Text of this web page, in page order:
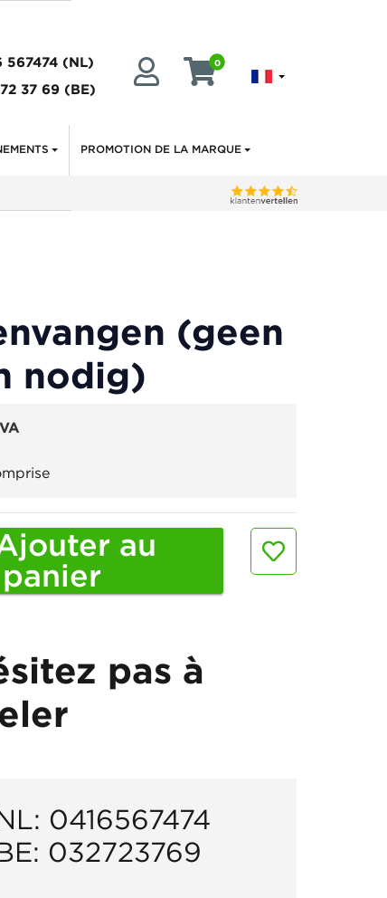
567474 (NL)
37 69 (BE)
0
PROMOTION DE LA MARQUE
(geen
nodig)
panier
pas à
NL: 0416567474
BE: 032723769